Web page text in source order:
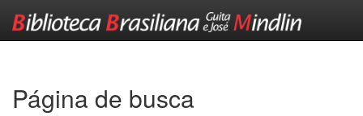
Página de busca